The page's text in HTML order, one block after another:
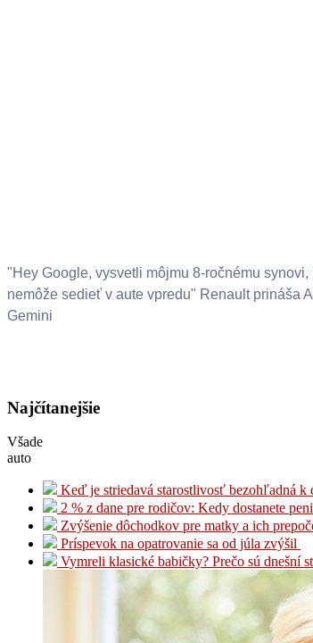
"Hey Google, vysvetli môjmu 8-ročnému synovi,
nemôže sedieť v aute vpredu" Renault prináša
Gemini
Najčítanejšie
Všade
auto
Keď je striedavá starostlivosť bezohľadná k
2 % z dane pre rodičov: Kedy dostanete
Zvýšenie dôchodkov pre matky a ich
Príspevok na opatrovanie sa od júla zvýšil
Vymreli klasické babičky? Prečo sú dnešní